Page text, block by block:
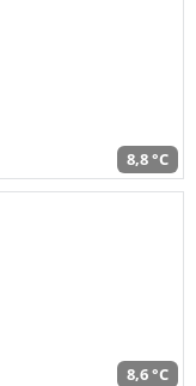
8,8 °C
8,6 °C